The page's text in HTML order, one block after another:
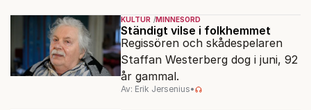
KULTUR MINNESORD
Ständigt vilse i folkhemmet
Regissören och skådespelaren
Staffan Westerberg dog i juni, 92
år gammal.
Av: Erik Jersenius•